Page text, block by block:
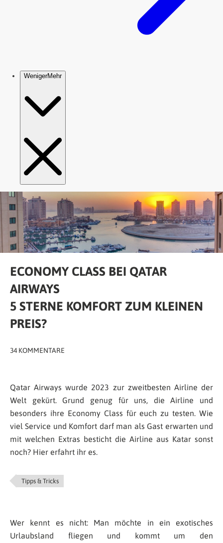
ECONOMY CLASS BEI QATAR
AIRWAYS
5 STERNE KOMFORT ZUM KLEINEN
PREIS?
34 KOMMENTARE
Qatar Airways wurde 2023 zur zweitbesten Airline der
Welt gekürt. Grund genug für uns, die Airline und
besonders ihre Economy Class für euch zu testen. Wie
viel Service und Komfort darf man als Gast erwarten und
mit welchen Extras besticht die Airline aus Katar sonst
noch? Hier erfahrt ihr es.
Tipps & Tricks
Wer kennt es nicht: Man möchte in ein exotisches
Urlaubsland fliegen und kommt um den